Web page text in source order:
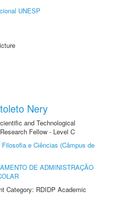
UNESP
Nery
and Technological
Fellow - Level C
Filosofia e Ciências (Câmpus de
DE ADMINISTRAÇÃO
Category: RDIDP Academic